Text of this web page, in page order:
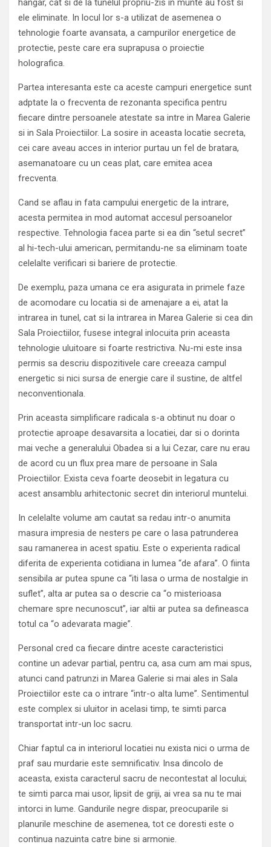
hangar, cat si de la tunelul propriu-zis in munte au fost si
ele eliminate. In locul lor s-a utilizat de asemenea o
tehnologie foarte avansata, a campurilor energetice de
protectie, peste care era suprapusa o proiectie
holografica.
Partea interesanta este ca aceste campuri energetice sunt
adptate la o frecventa de rezonanta specifica pentru
fiecare dintre persoanele atestate sa intre in Marea Galerie
si in Sala Proiectiilor. La sosire in aceasta locatie secreta,
cei care aveau acces in interior purtau un fel de bratara,
asemanatoare cu un ceas plat, care emitea acea
frecventa.
Cand se aflau in fata campului energetic de la intrare,
acesta permitea in mod automat accesul persoanelor
respective. Tehnologia facea parte si ea din “setul secret”
al hi-tech-ului american, permitandu-ne sa eliminam toate
celelalte verificari si bariere de protectie.
De exemplu, paza umana ce era asigurata in primele faze
de acomodare cu locatia si de amenajare a ei, atat la
intrarea in tunel, cat si la intrarea in Marea Galerie si cea din
Sala Proiectiilor, fusese integral inlocuita prin aceasta
tehnologie uluitoare si foarte restrictiva. Nu-mi este insa
permis sa descriu dispozitivele care creeaza campul
energetic si nici sursa de energie care il sustine, de altfel
neconventionala.
Prin aceasta simplificare radicala s-a obtinut nu doar o
protectie aproape desavarsita a locatiei, dar si o dorinta
mai veche a generalului Obadea si a lui Cezar, care nu erau
de acord cu un flux prea mare de persoane in Sala
Proiectiilor. Exista ceva foarte deosebit in legatura cu
acest ansamblu arhitectonic secret din interiorul muntelui.
In celelalte volume am cautat sa redau intr-o anumita
masura impresia de nesters pe care o lasa patrunderea
sau ramanerea in acest spatiu. Este o experienta radical
diferita de experienta cotidiana in lumea “de afara”. O fiinta
sensibila ar putea spune ca “iti lasa o urma de nostalgie in
suflet”, alta ar putea sa o descrie ca “o misterioasa
chemare spre necunoscut”, iar altii ar putea sa defineasca
totul ca “o adevarata magie”.
Personal cred ca fiecare dintre aceste caracteristici
contine un adevar partial, pentru ca, asa cum am mai spus,
atunci cand patrunzi in Marea Galerie si mai ales in Sala
Proiectiilor este ca o intrare “intr-o alta lume”. Sentimentul
este complex si uluitor in acelasi timp, te simti parca
transportat intr-un loc sacru.
Chiar faptul ca in interiorul locatiei nu exista nici o urma de
praf sau murdarie este semnificativ. Insa dincolo de
aceasta, exista caracterul sacru de necontestat al locului;
te simti parca mai usor, lipsit de griji, ai vrea sa nu te mai
intorci in lume. Gandurile negre dispar, preocuparile si
planurile meschine de asemenea, tot ce doresti este o
continua nazuinta catre bine si armonie.